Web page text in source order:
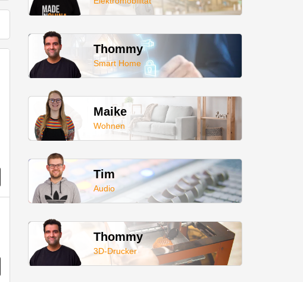
Thommy
Smart Home
Maike
Wohnen
Tim
Audio
Thommy
3D-Drucker